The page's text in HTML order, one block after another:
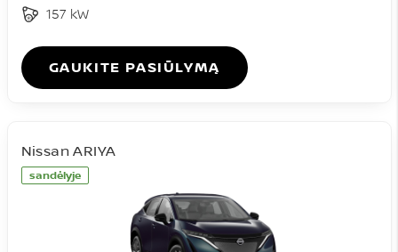
157 kW
GAUKITE PASIŪLYMĄ
sandėlyje
Nissan ARIYA